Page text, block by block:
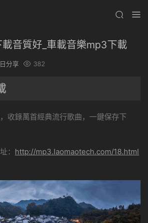
音質好_車載音樂mp3下載
分享 382
收錄萬首經典流行歌曲，一鍵保存下
： http://mp3.laomaotech.com/18.html